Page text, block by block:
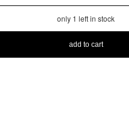
only 1 left in stock
add to cart